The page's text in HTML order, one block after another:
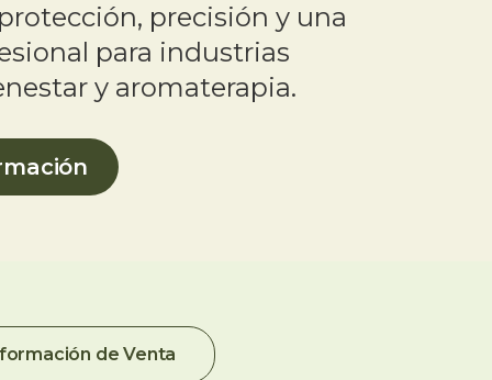
precisión y una
para industrias
y aromaterapia.
de Venta